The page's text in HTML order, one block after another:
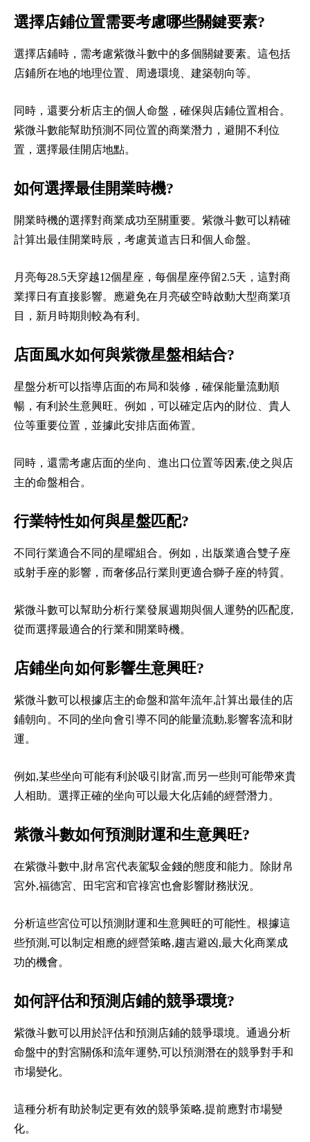
選擇店鋪位置需要考慮哪些關鍵要素?
選擇店鋪時，需考慮紫微斗數中的多個關鍵要素。這包括
店鋪所在地的地理位置、周邊環境、建築朝向等。
同時，還要分析店主的個人命盤，確保與店鋪位置相合。
紫微斗數能幫助預測不同位置的商業潛力，避開不利位
置，選擇最佳開店地點。
如何選擇最佳開業時機?
開業時機的選擇對商業成功至關重要。紫微斗數可以精確
計算出最佳開業時辰，考慮黃道吉日和個人命盤。
月亮每28.5天穿越12個星座，每個星座停留2.5天，這對商
業擇日有直接影響。應避免在月亮破空時啟動大型商業項
目，新月時期則較為有利。
店面風水如何與紫微星盤相結合?
星盤分析可以指導店面的布局和裝修，確保能量流動順
暢，有利於生意興旺。例如，可以確定店內的財位、貴人
位等重要位置，並據此安排店面佈置。
同時，還需考慮店面的坐向、進出口位置等因素,使之與店
主的命盤相合。
行業特性如何與星盤匹配?
不同行業適合不同的星曜組合。例如，出版業適合雙子座
或射手座的影響，而奢侈品行業則更適合獅子座的特質。
紫微斗數可以幫助分析行業發展週期與個人運勢的匹配度,
從而選擇最適合的行業和開業時機。
店鋪坐向如何影響生意興旺?
紫微斗數可以根據店主的命盤和當年流年,計算出最佳的店
鋪朝向。不同的坐向會引導不同的能量流動,影響客流和財
運。
例如,某些坐向可能有利於吸引財富,而另一些則可能帶來貴
人相助。選擇正確的坐向可以最大化店鋪的經營潛力。
紫微斗數如何預測財運和生意興旺?
在紫微斗數中,財帛宮代表駕馭金錢的態度和能力。除財帛
宮外,福德宮、田宅宮和官祿宮也會影響財務狀況。
分析這些宮位可以預測財運和生意興旺的可能性。根據這
些預測,可以制定相應的經營策略,趨吉避凶,最大化商業成
功的機會。
如何評估和預測店鋪的競爭環境?
紫微斗數可以用於評估和預測店鋪的競爭環境。通過分析
命盤中的對宮關係和流年運勢,可以預測潛在的競爭對手和
市場變化。
這種分析有助於制定更有效的競爭策略,提前應對市場變
化。